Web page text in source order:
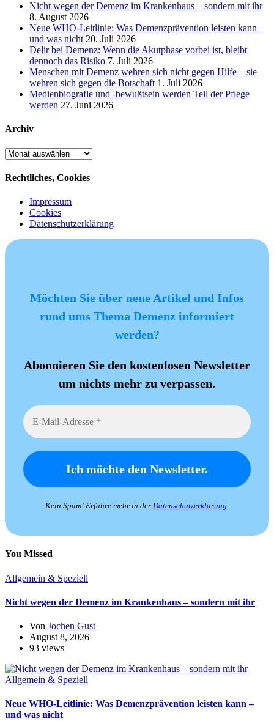
Nicht wegen der Demenz im Krankenhaus – sondern mit ihr
8. August 2026
Neue WHO-Leitlinie: Was Demenzprävention leisten kann –
und was nicht 20. Juli 2026
Delir bei Demenz: Wenn die Akutphase vorbei ist, bleibt
dennoch das Risiko 7. Juli 2026
Menschen mit Demenz wehren sich nicht gegen Hilfe – sie
wehren sich gegen die Botschaft 1. Juli 2026
Medienbiografie und -bewußtsein werden Teil der Pflege
werden 27. Juni 2026
Archiv
Archiv
Rechtliches, Cookies
Impressum
Cookies
Datenschutzerklärung
Möchten Sie über neue Artikel und Infos
rund ums Thema Demenz informiert
werden?
Abonnieren Sie den kostenlosen Newsletter
um nichts mehr zu verpassen.
Kein Spam! Erfahre mehr in der Datenschutzerklärung.
You Missed
Allgemein & Speziell
Nicht wegen der Demenz im Krankenhaus – sondern mit ihr
Von Jochen Gust
August 8, 2026
93 views
Allgemein & Speziell
Neue WHO-Leitlinie: Was Demenzprävention leisten kann –
und was nicht